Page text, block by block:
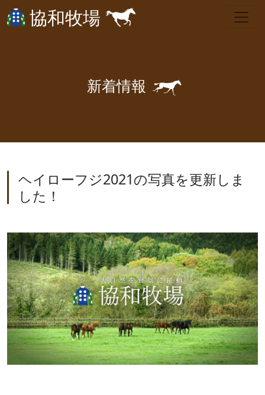
協和牧場
新着情報 🐎
ヘイローフジ2021の写真を更新しま
した！